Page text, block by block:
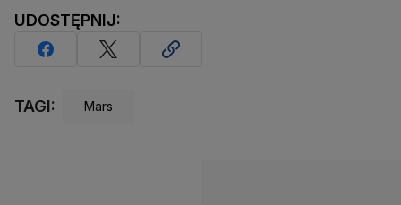
UDOSTĘPNIJ:
TAGI: Mars